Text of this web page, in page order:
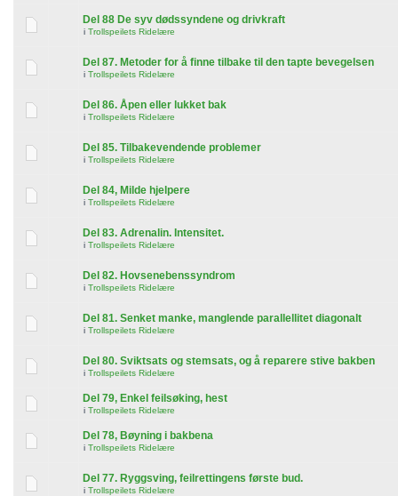
Del 88 De syv dødssyndene og drivkraft
i Trollspeilets Ridelære
Del 87. Metoder for å finne tilbake til den tapte bevegelsen
i Trollspeilets Ridelære
Del 86. Åpen eller lukket bak
i Trollspeilets Ridelære
Del 85. Tilbakevendende problemer
i Trollspeilets Ridelære
Del 84, Milde hjelpere
i Trollspeilets Ridelære
Del 83. Adrenalin. Intensitet.
i Trollspeilets Ridelære
Del 82. Hovsenebenssyndrom
i Trollspeilets Ridelære
Del 81. Senket manke, manglende parallellitet diagonalt
i Trollspeilets Ridelære
Del 80. Sviktsats og stemsats, og å reparere stive bakben
i Trollspeilets Ridelære
Del 79, Enkel feilsøking, hest
i Trollspeilets Ridelære
Del 78, Bøyning i bakbena
i Trollspeilets Ridelære
Del 77. Ryggsving, feilrettingens første bud.
i Trollspeilets Ridelære